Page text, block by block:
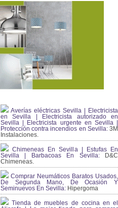
Averías eléctricas Sevilla | Electricista
en Sevilla | Electricista autorizado en
Sevilla | Electricista urgente en Sevilla |
Protección contra incendios en Sevilla:3M
Instalaciones.
Chimeneas En Sevilla | Estufas En
Sevilla | Barbacoas En Sevilla:D&C
Chimeneas.
Comprar Neumáticos Baratos Usados,
De Segunda Mano, De Ocasión Y
Seminuevos En Sevilla: Hipergoma
Tienda de muebles de cocina en el